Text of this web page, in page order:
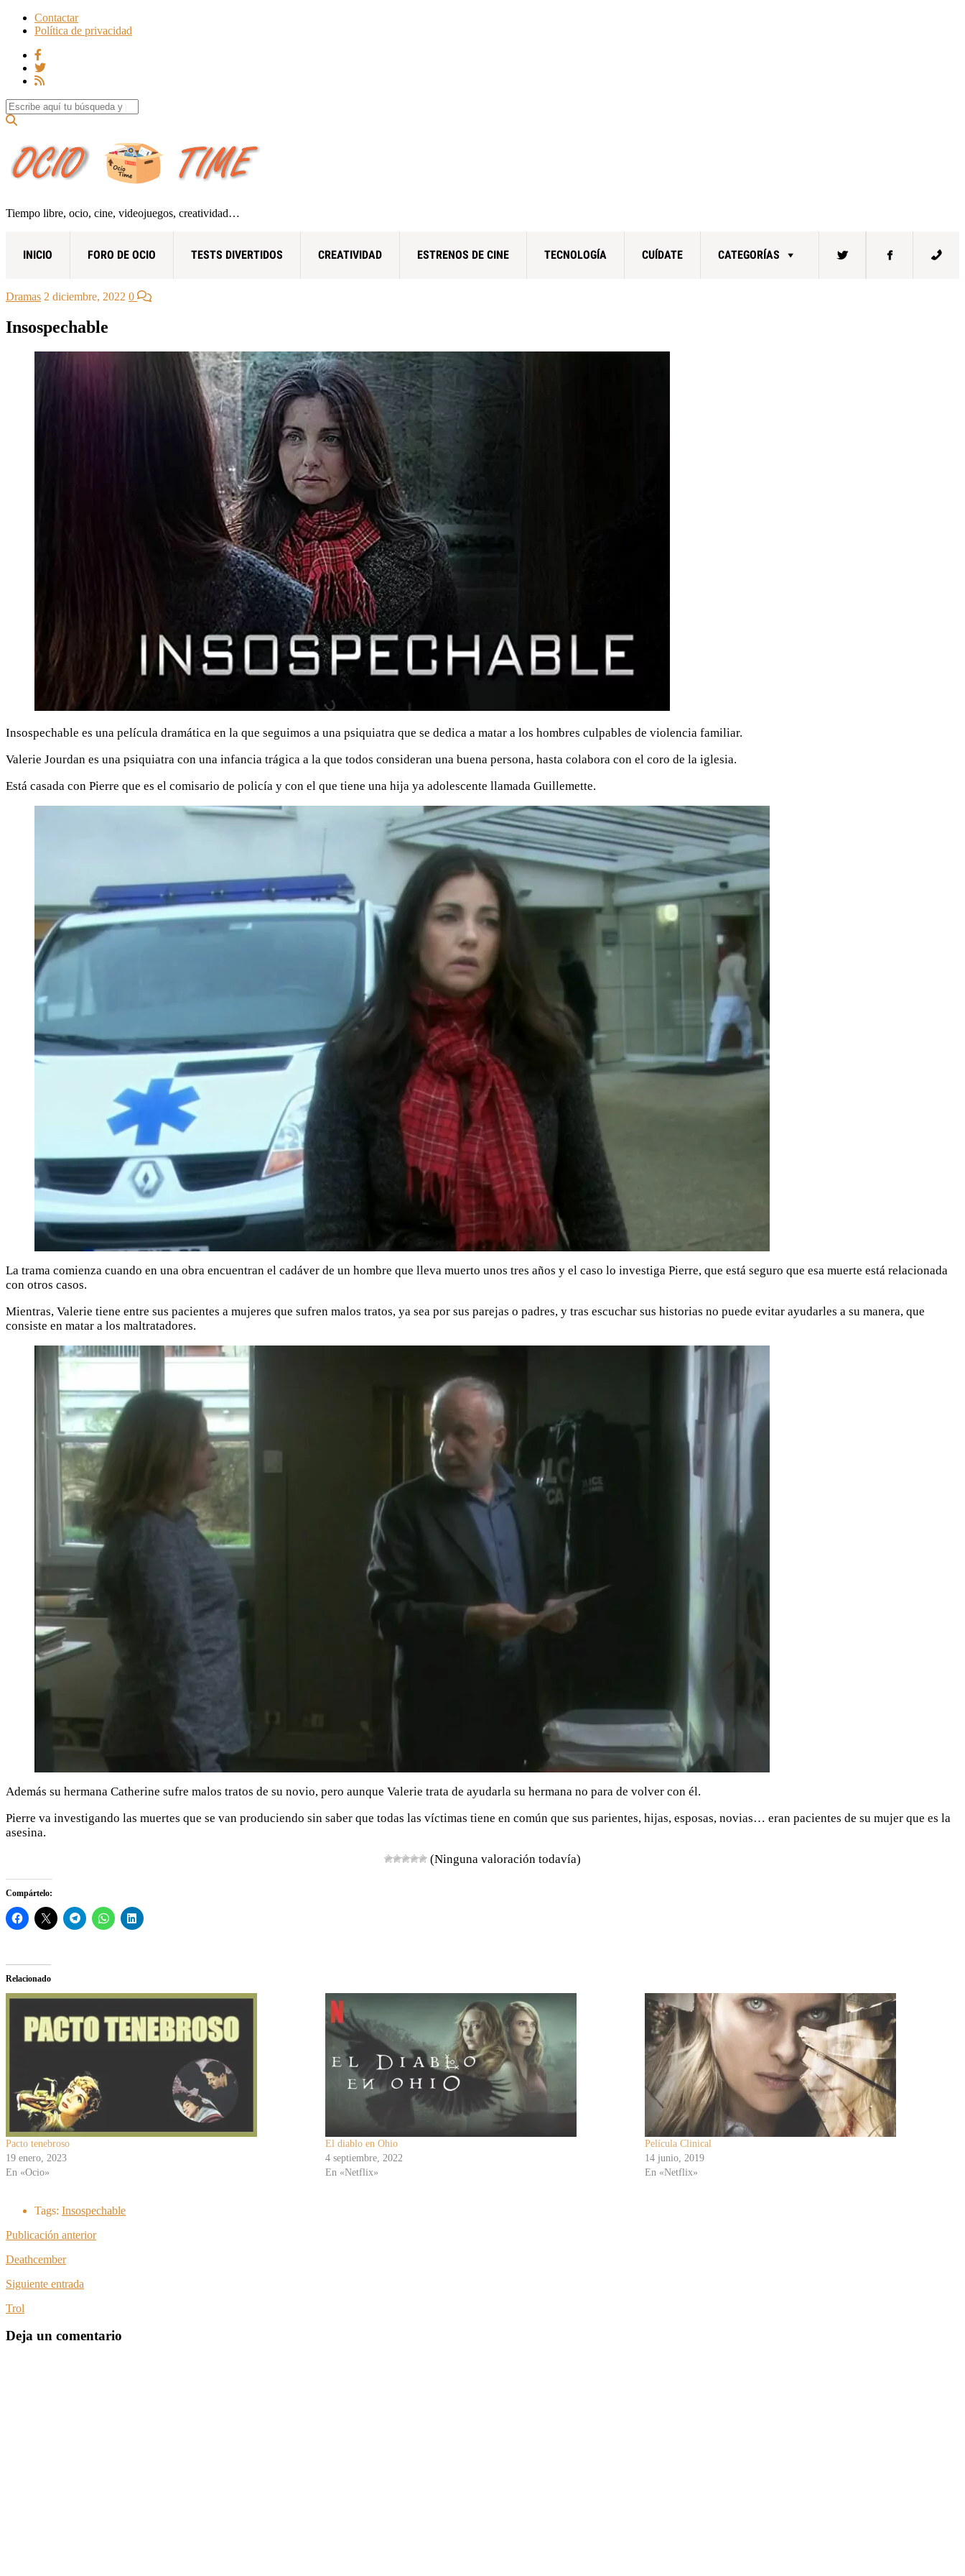
Contactar
Política de privacidad
Search for:
Tiempo libre, ocio, cine, videojuegos, creatividad…
INICIO FORO DE OCIO TESTS DIVERTIDOS CREATIVIDAD ESTRENOS DE CINE TECNOLOGÍA CUÍDATE CATEGORÍAS
Dramas 2 diciembre, 2022 0
Insospechable
Insospechable es una película dramática en la que seguimos a una psiquiatra que se dedica a matar a los hombres culpables de violencia familiar.
Valerie Jourdan es una psiquiatra con una infancia trágica a la que todos consideran una buena persona, hasta colabora con el coro de la iglesia.
Está casada con Pierre que es el comisario de policía y con el que tiene una hija ya adolescente llamada Guillemette.
La trama comienza cuando en una obra encuentran el cadáver de un hombre que lleva muerto unos tres años y el caso lo investiga Pierre, que está seguro que esa muerte está relacionada
con otros casos.
Mientras, Valerie tiene entre sus pacientes a mujeres que sufren malos tratos, ya sea por sus parejas o padres, y tras escuchar sus historias no puede evitar ayudarles a su manera, que
consiste en matar a los maltratadores.
Además su hermana Catherine sufre malos tratos de su novio, pero aunque Valerie trata de ayudarla su hermana no para de volver con él.
Pierre va investigando las muertes que se van produciendo sin saber que todas las víctimas tiene en común que sus parientes, hijas, esposas, novias… eran pacientes de su mujer que es la
asesina.
(Ninguna valoración todavía)
Compártelo:
Relacionado
Pacto tenebroso
19 enero, 2023
En «Ocio»
El diablo en Ohio
4 septiembre, 2022
En «Netflix»
Película Clinical
14 junio, 2019
En «Netflix»
Tags: Insospechable
Publicación anterior
Deathcember
Siguiente entrada
Trol
Deja un comentario